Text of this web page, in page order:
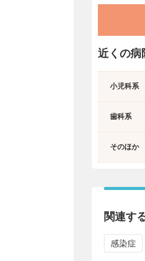
近くの病
小児科系
歯科系
そのほか
関連す
感染症